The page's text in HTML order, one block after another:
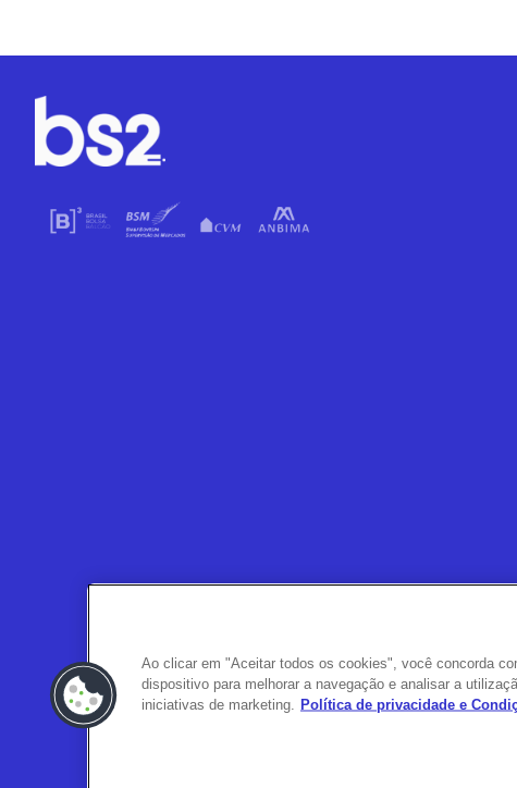
Ao clicar em "Aceitar todos os cookies", você concorda
dispositivo para melhorar a navegação e analisar a
iniciativas de marketing.
Política de privacidade e